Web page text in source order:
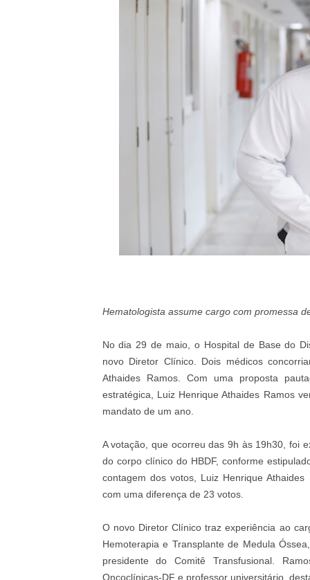
Hematologista assume cargo com promessa
No dia 29 de maio, o Hospital de Base do
novo Diretor Clínico. Dois médicos
Athaides Ramos. Com uma proposta
estratégica, Luiz Henrique Athaides Ramos
mandato de um ano.
A votação, que ocorreu das 9h às 19h30, foi
do corpo clínico do HBDF, conforme
contagem dos votos, Luiz Henrique
com uma diferença de 23 votos.
O novo Diretor Clínico traz experiência ao
Hemoterapia e Transplante de Medula
presidente do Comitê Transfusional.
Oncoclínicas-DF e professor universitário,